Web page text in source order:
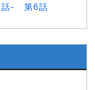
話- 第6話